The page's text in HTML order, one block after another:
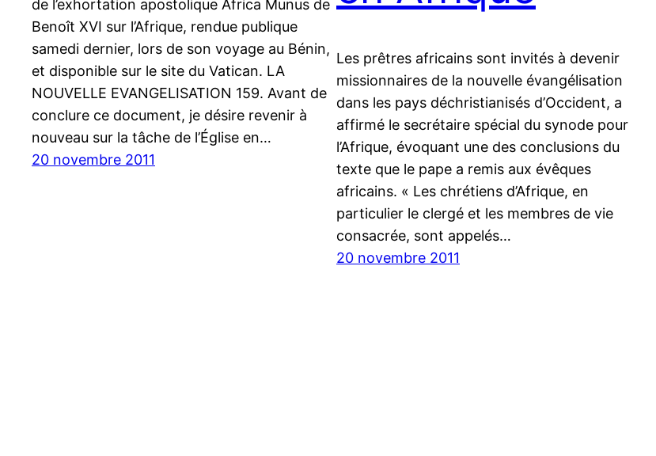
de l’exhortation apostolique Africa Munus de
Benoît XVI sur l’Afrique, rendue publique
samedi dernier, lors de son voyage au Bénin,
et disponible sur le site du Vatican. LA
NOUVELLE EVANGELISATION 159. Avant de
conclure ce document, je désire revenir à
nouveau sur la tâche de l’Église en…
20 novembre 2011
Les prêtres africains sont invités à devenir
missionnaires de la nouvelle évangélisation
dans les pays déchristianisés d’Occident, a
affirmé le secrétaire spécial du synode pour
l’Afrique, évoquant une des conclusions du
texte que le pape a remis aux évêques
africains. « Les chrétiens d’Afrique, en
particulier le clergé et les membres de vie
consacrée, sont appelés…
20 novembre 2011